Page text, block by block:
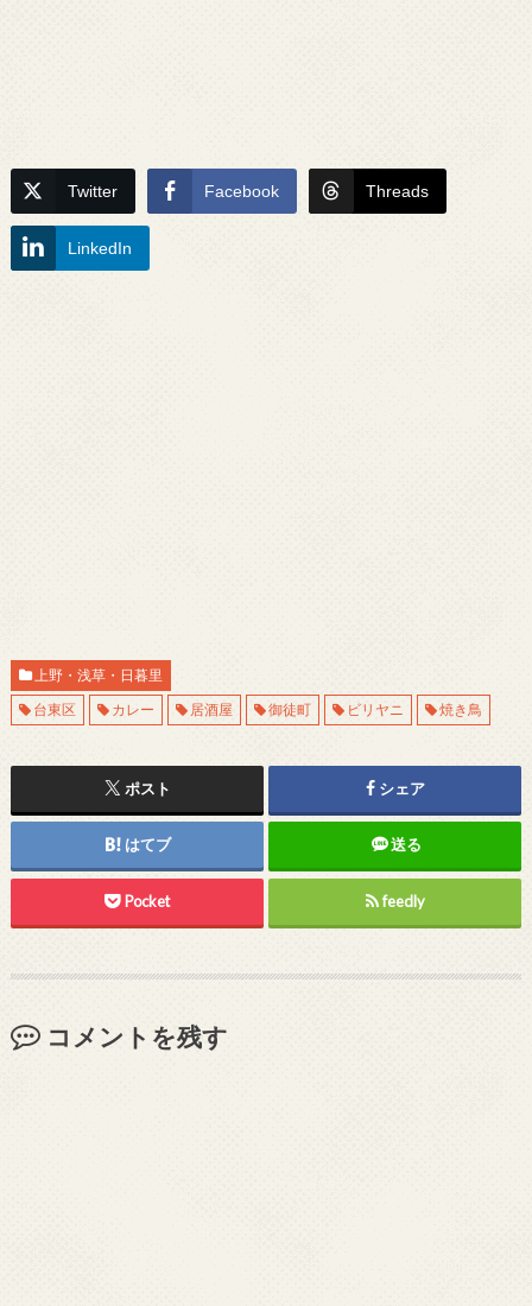
Twitter Facebook Threads
LinkedIn
上野・浅草・日暮里
台東区
カレー 居酒屋 御徒町 ビリヤニ 焼き鳥
ポスト シェア
はてブ 送る
Pocket feedly
コメントを残す